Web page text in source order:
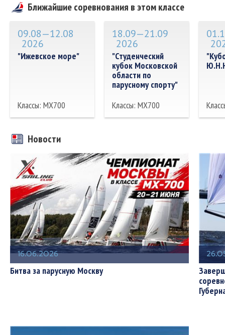
Ближайшие соревнования в этом классе
09.08—12.08
2026
"Ижевское море"
Классы: MX700
18.09—21.09
2026
"Студенческий
кубок Московской
области по
парусному спорту"
Классы: MX700
Новости
16.06.2026
Битва за парусную Москву